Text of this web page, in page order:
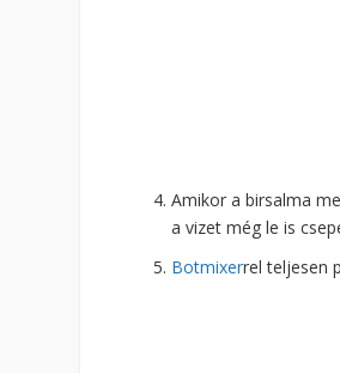
Amikor a birsalma
a vizet még le is
Botmixerrel teljesen